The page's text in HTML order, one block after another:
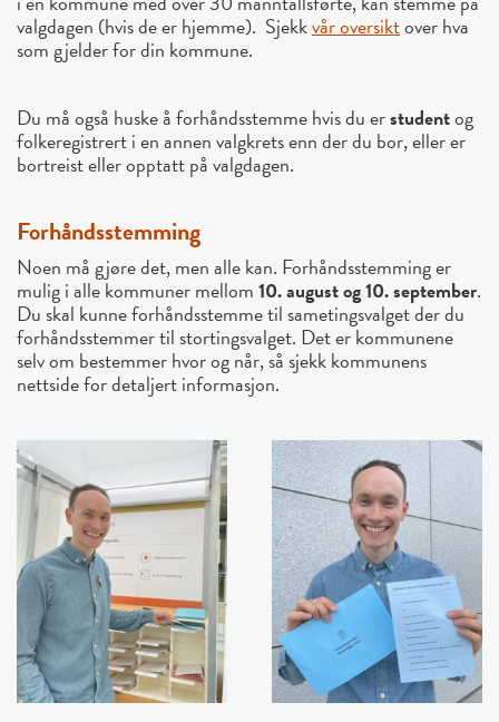
valgdagen (hvis de er hjemme). Sjekkvår oversiktover hva
som gjelder for din kommune.
Du må også huske å forhåndsstemme hvis du erstudentog
folkeregistrert i en annen valgkrets enn der du bor, eller er
bortreist eller opptatt på valgdagen.
Forhåndsstemming
Noen må gjøre det, men alle kan. Forhåndsstemming er
mulig i alle kommuner mellom10. august og 10. september.
Du skal kunne forhåndsstemme til sametingsvalget der du
forhåndsstemmer til stortingsvalget. Det er kommunene
selv om bestemmer hvor og når, så sjekk kommunens
nettside for detaljert informasjon.